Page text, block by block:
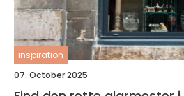
inspiration
07. October 2025